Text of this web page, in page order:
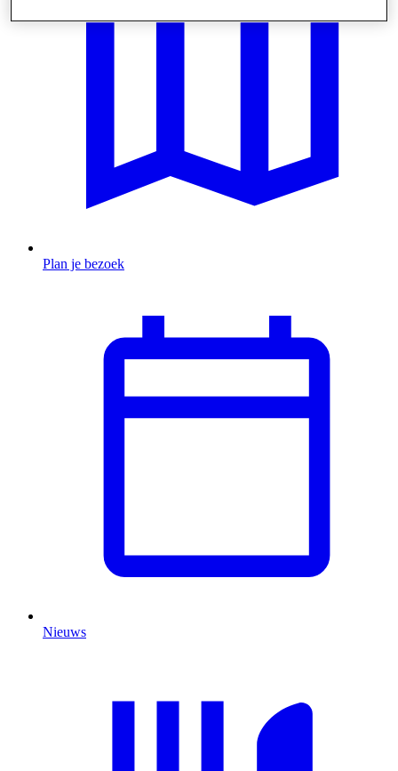
Plan je bezoek
Nieuws